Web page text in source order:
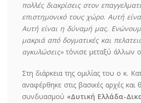
πολλές διακρίσεις στον
επιστημονικό τους χώρο. Αυτή
Αυτή είναι η δύναμή μας.
μακριά από δογματικές και
αγκυλώσεις» τόνισε μεταξύ άλλων
Στη διάρκεια της ομιλίας του ο κ.
αναφέρθηκε στις βασικές αρχές και
συνδυασμού «Δυτική Ελλάδα-